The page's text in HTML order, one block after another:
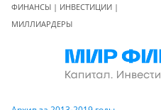
ФИНАНСЫ | ИНВЕСТИЦИИ |
МИЛЛИАРДЕРЫ